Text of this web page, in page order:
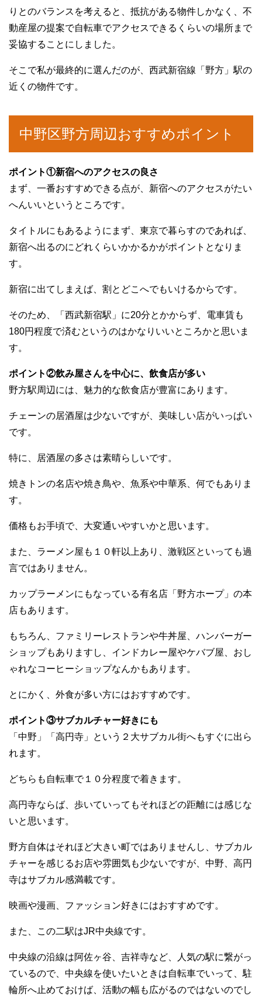
りとのバランスを考えると、抵抗がある物件しかなく、不
動産屋の提案で自転車でアクセスできるくらいの場所まで
妥協することにしました。
そこで私が最終的に選んだのが、西武新宿線「野方」駅の
近くの物件です。
中野区野方周辺おすすめポイント
ポイント①新宿へのアクセスの良さ
まず、一番おすすめできる点が、新宿へのアクセスがたい
へんいいというところです。
タイトルにもあるようにまず、東京で暮らすのであれば、
新宿へ出るのにどれくらいかかるかがポイントとなりま
す。
新宿に出てしまえば、割とどこへでもいけるからです。
そのため、「西武新宿駅」に20分とかからず、電車賃も
180円程度で済むというのはかなりいいところかと思いま
す。
ポイント②飲み屋さんを中心に、飲食店が多い
野方駅周辺には、魅力的な飲食店が豊富にあります。
チェーンの居酒屋は少ないですが、美味しい店がいっぱい
です。
特に、居酒屋の多さは素晴らしいです。
焼きトンの名店や焼き鳥や、魚系や中華系、何でもありま
す。
価格もお手頃で、大変通いやすいかと思います。
また、ラーメン屋も１０軒以上あり、激戦区といっても過
言ではありません。
カップラーメンにもなっている有名店「野方ホープ」の本
店もあります。
もちろん、ファミリーレストランや牛丼屋、ハンバーガー
ショップもありますし、インドカレー屋やケバブ屋、おし
ゃれなコーヒーショップなんかもあります。
とにかく、外食が多い方にはおすすめです。
ポイント③サブカルチャー好きにも
「中野」「高円寺」という２大サブカル街へもすぐに出ら
れます。
どちらも自転車で１０分程度で着きます。
高円寺ならば、歩いていってもそれほどの距離には感じな
いと思います。
野方自体はそれほど大きい町ではありませんし、サブカル
チャーを感じるお店や雰囲気も少ないですが、中野、高円
寺はサブカル感満載です。
映画や漫画、ファッション好きにはおすすめです。
また、この二駅はJR中央線です。
中央線の沿線は阿佐ヶ谷、吉祥寺など、人気の駅に繋がっ
ているので、中央線を使いたいときは自転車でいって、駐
輪所へ止めておけば、活動の幅も広がるのではないのでし